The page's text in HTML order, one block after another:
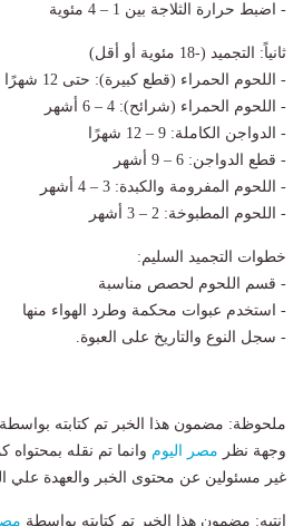
- اضبط حرارة الثلاجة بين 1 – 4 مئوية
ثانياً: التجميد (-18 مئوية أو أقل)
- اللحوم الحمراء (قطع كبيرة): حتى 12 شهرًا
- اللحوم الحمراء (شرائح): 4 – 6 أشهر
- الدواجن الكاملة: 9 – 12 شهرًا
- قطع الدواجن: 6 – 9 أشهر
- اللحوم المفرومة والكبدة: 3 – 4 أشهر
- اللحوم المطبوخة: 2 – 3 أشهر
خطوات التجميد السليم:
- قسم اللحوم لحصص مناسبة
- استخدم عبوات محكمة وطرد الهواء منها
- سجل النوع والتاريخ على العبوة.
ملحوظة: مضمون هذا الخبر تم كتابته بواسطة
وجهة نظر مصر اليوم وانما تم نقله بمحتواه
غير مسئولين عن محتوى الخبر والعهدة علي
انتبه: مضمون هذا الخبر تم كتابته بواسطة